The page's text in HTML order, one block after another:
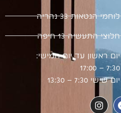
לוחמי הגטאות 33 נהריה
חלוצי התעשיה 13 חיפה
יום ראשון עד יום חמישי:
7:30 – 17:00
יום שישי 7:30 – 13:30